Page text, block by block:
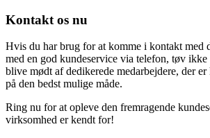
Kontakt os nu
Hvis du har brug for at komme i kontakt med
med en god kundeservice via telefon, tøv
blive mødt af dedikerede medarbejdere, der
på den bedst mulige måde.
Ring nu for at opleve den fremragende
virksomhed er kendt for!